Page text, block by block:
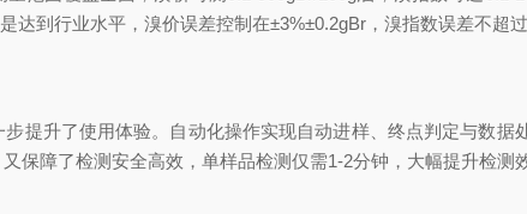
达到行业水平，溴价误差控制在±3%±0.2gBr，溴指数误差不超
升了使用体验。自动化操作实现自动进样、终点判定与数据
保障了检测安全高效，单样品检测仅需1-2分钟，大幅提升检测效